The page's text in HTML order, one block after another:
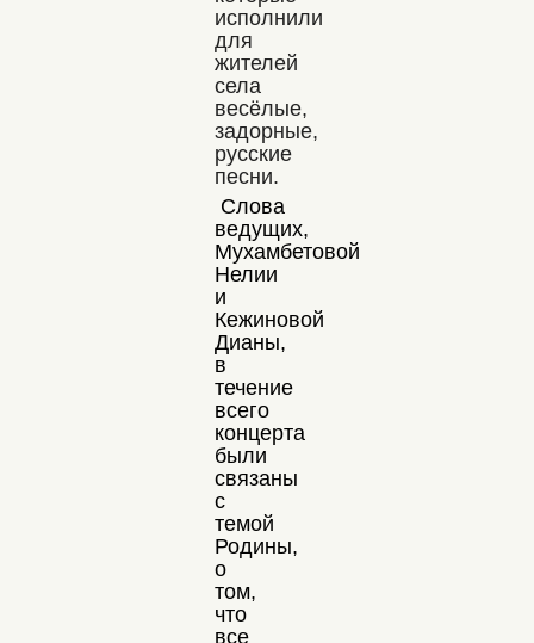
исполнили
для
жителей
села
весёлые,
задорные,
русские
песни.
Слова
ведущих,
Мухамбетовой
Нелии
и
Кежиновой
Дианы,
в
течение
всего
концерта
были
связаны
с
темой
Родины,
о
том,
что
все